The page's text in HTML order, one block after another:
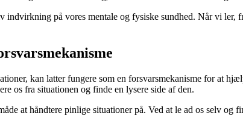
indvirkning på vores mentale og fysiske sundhed. Når vi
kan latter fungere som en forsvarsmekanisme for at
os fra situationen og finde en lysere side af den.
at håndtere pinlige situationer på. Ved at le ad os selv